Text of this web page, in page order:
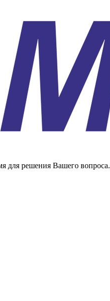
для решения Вашего вопроса.